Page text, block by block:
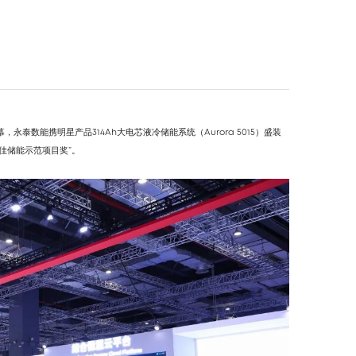
永泰数能携明星产品314Ah大电芯液冷储能系统（Aurora 5015）盛装
储能示范项目奖”。